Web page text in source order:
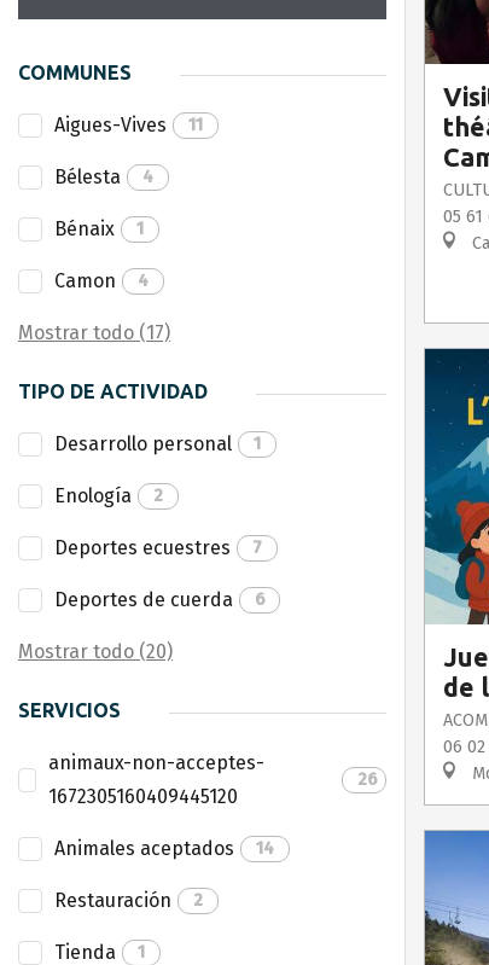
COMMUNES
Aigues-Vives 11
Bélesta 4
Bénaix 1
Camon 4
Mostrar todo (17)
TIPO DE ACTIVIDAD
Desarrollo personal 1
Enología 2
Deportes ecuestres 7
Deportes de cuerda 6
Mostrar todo (20)
SERVICIOS
animaux-non-acceptes-
1672305160409445120
26
Animales aceptados 14
Restauración 2
Tienda 1
05 61
de
06 02